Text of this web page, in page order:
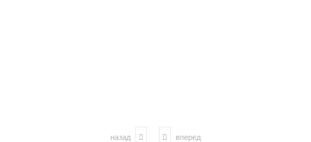
назад вперед